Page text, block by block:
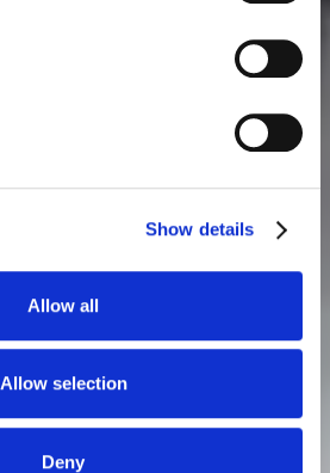
Show details
Allow all
Allow selection
Deny